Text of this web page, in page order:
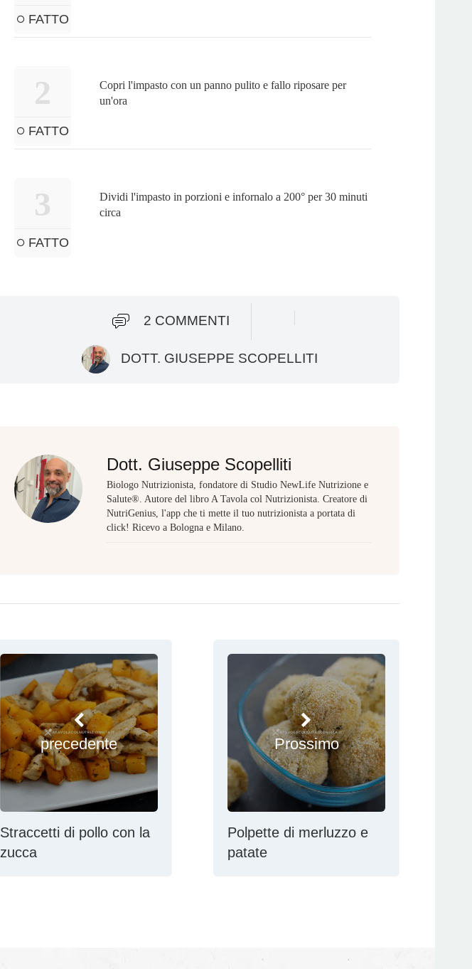
FATTO
2
FATTO
Copri l'impasto con un panno pulito e fallo riposare per
un'ora
3
FATTO
Dividi l'impasto in porzioni e infornalo a 200° per 30 minuti
circa
2 COMMENTI
DOTT. GIUSEPPE SCOPELLITI
Dott. Giuseppe Scopelliti
Biologo Nutrizionista, fondatore di Studio NewLife Nutrizione e
Salute®. Autore del libro A Tavola col Nutrizionista. Creatore di
NutriGenius, l'app che ti mette il tuo nutrizionista a portata di
click! Ricevo a Bologna e Milano.
precedente
Straccetti di pollo con la
zucca
Prossimo
Polpette di merluzzo e
patate